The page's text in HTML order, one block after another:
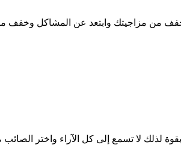
وخفف من مزاجيتك وابتعد عن المشاكل
لا تسمع إلى كل الآراء واختر الصائب